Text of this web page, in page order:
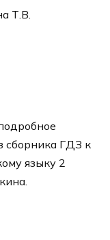
Т.В.
сборника ГДЗ к
языку 2